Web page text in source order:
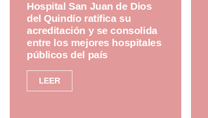
Hospital San Juan de Dios
del Quindío ratifica su
acreditación y se consolida
entre los mejores hospitales
públicos del país
LEER